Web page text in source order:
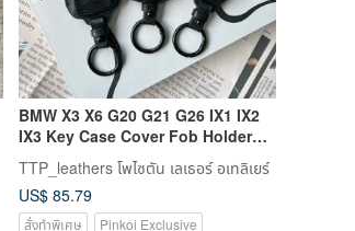
BMW X3 X6 G20 G21 G26 IX1 IX2
IX3 Key Case Cover Fob Holder
Keychain
TTP_leathers โพไซตัน เลเธอร์ อเทลิเยร์
US$ 85.79
สั่งทำพิเศษ Pinkoi Exclusive